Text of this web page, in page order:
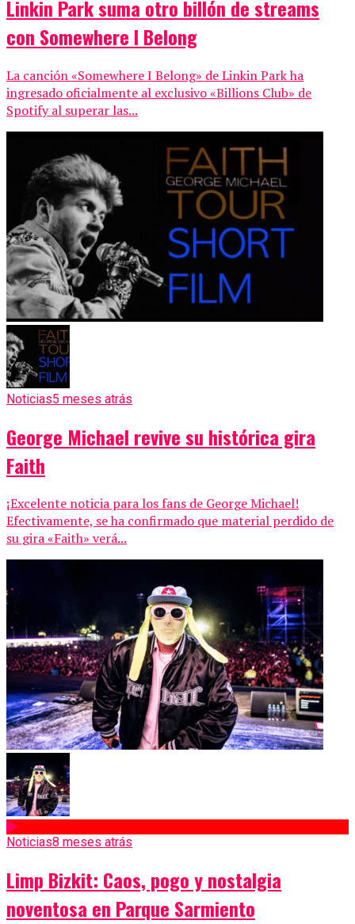
Linkin Park suma otro billón de streams
con Somewhere I Belong
La canción «Somewhere I Belong» de Linkin Park ha
ingresado oficialmente al exclusivo «Billions Club» de
Spotify al superar las...
Noticias5 meses atrás
George Michael revive su histórica gira
Faith
¡Excelente noticia para los fans de George Michael!
Efectivamente, se ha confirmado que material perdido de
su gira «Faith» verá...
Noticias8 meses atrás
Limp Bizkit: Caos, pogo y nostalgia
noventosa en Parque Sarmiento